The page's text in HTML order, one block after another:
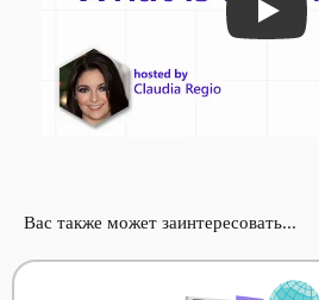
Play
Вас также может заинтересовать...